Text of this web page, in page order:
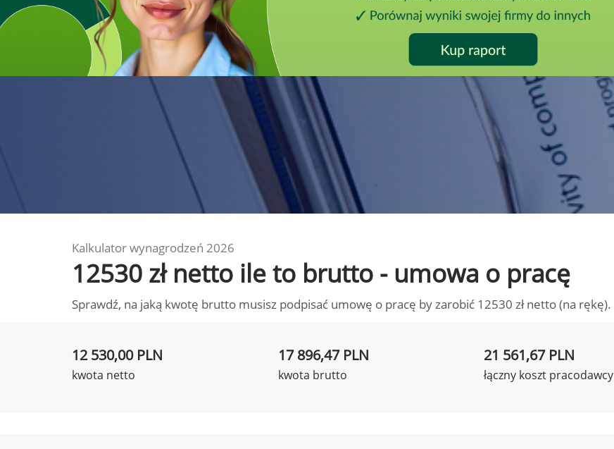
Kalkulator wynagrodzeń 2026
12530 zł netto ile to brutto - umowa o pracę
Sprawdź, na jaką kwotę brutto musisz podpisać umowę o pracę by zarobić 12530 zł netto (na rękę).
12 530,00 PLN
kwota netto
17 896,47 PLN
kwota brutto
21 561,67 PLN
łączny koszt pracodawcy